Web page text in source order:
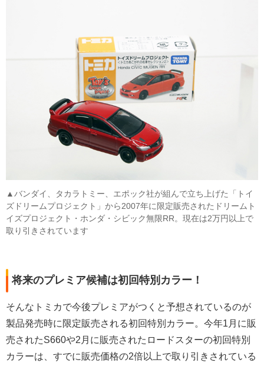
▲バンダイ、タカラトミー、エポック社が組んで立ち上げた「トイ
ズドリームプロジェクト」から2007年に限定販売されたドリームト
イズプロジェクト・ホンダ・シビック無限RR。現在は2万円以上で
取り引きされています
将来のプレミア候補は初回特別カラー！
そんなトミカで今後プレミアがつくと予想されているのが
製品発売時に限定販売される初回特別カラー。今年1月に販
売されたS660や2月に販売されたロードスターの初回特別
カラーは、すでに販売価格の2倍以上で取り引きされている